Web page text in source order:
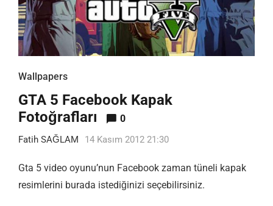
Wallpapers
GTA 5 Facebook Kapak
Fotoğrafları
0
Fatih SAĞLAM 14 Kasım 2012 21:30
Gta 5 video oyunu’nun Facebook zaman tüneli kapak
resimlerini burada istediğinizi seçebilirsiniz.